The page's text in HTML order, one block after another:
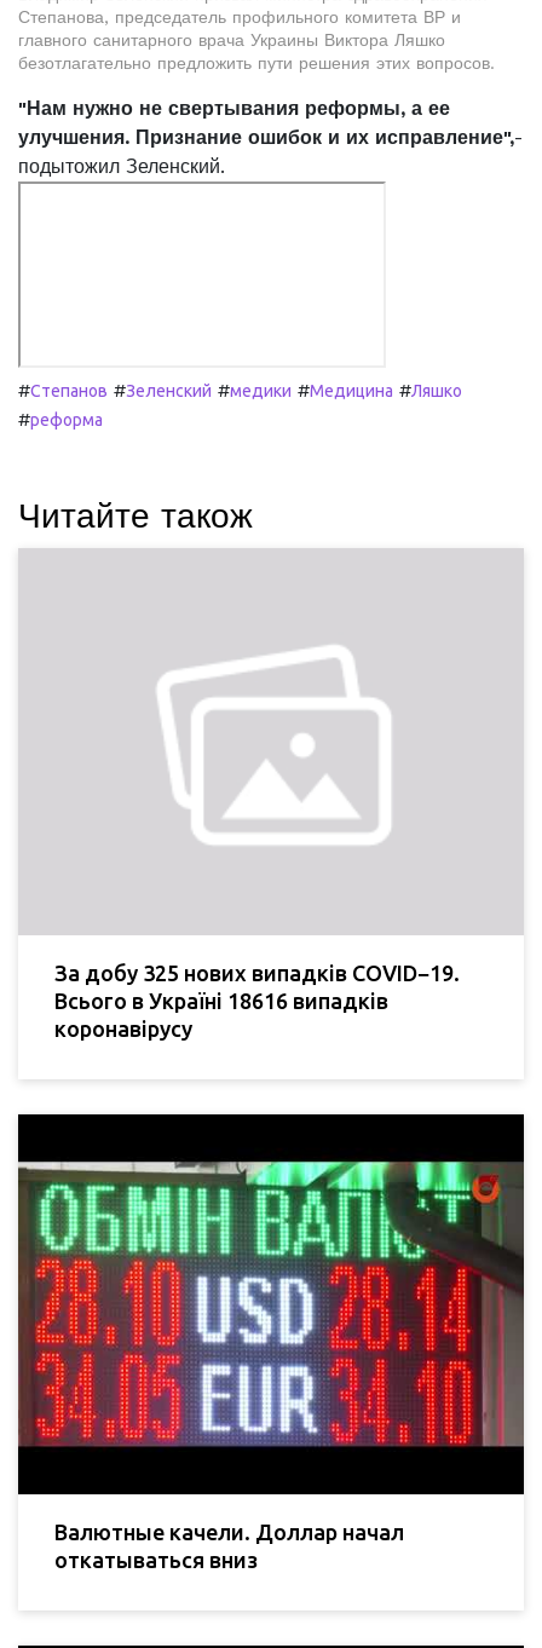
Степанова, председатель профильного комитета ВР и
главного санитарного врача Украины Виктора Ляшко
безотлагательно предложить пути решения этих вопросов.
"Нам нужно не свертывания реформы, а ее
улучшения. Признание ошибок и их исправление",-
подытожил Зеленский.
#Степанов #Зеленский #медики #Медицина #Ляшко
#реформа
Читайте також
За добу 325 нових випадків COVID−19.
Всього в Україні 18616 випадків
коронавірусу
Валютные качели. Доллар начал
откатываться вниз